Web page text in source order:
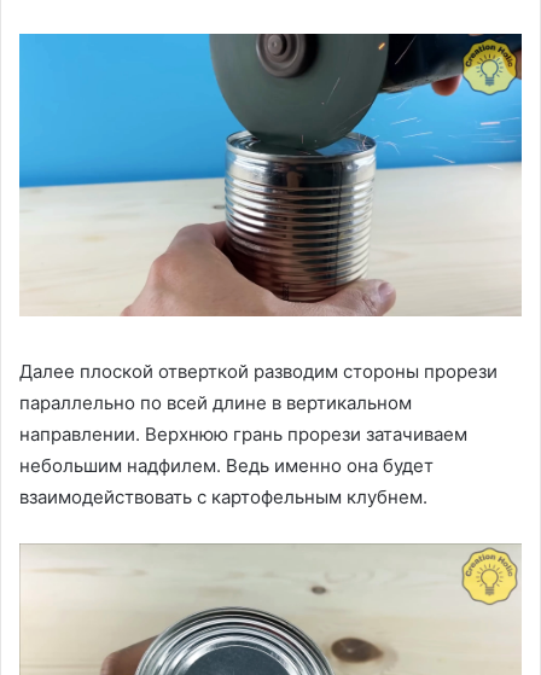
Далее плоской отверткой разводим стороны прорези
параллельно по всей длине в вертикальном
направлении. Верхнюю грань прорези затачиваем
небольшим надфилем. Ведь именно она будет
взаимодействовать с картофельным клубнем.